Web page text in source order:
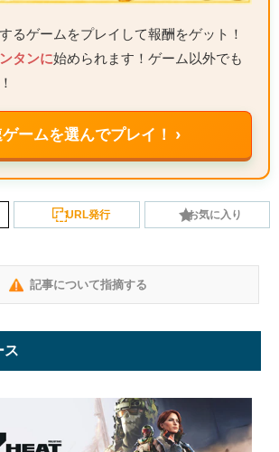
るゲームをプレイして報酬をゲット！
タンに始められます！ゲーム以外でも
ームを選んでプレイ！ ›
URL発行 お気に入り
記事について指摘する
ス